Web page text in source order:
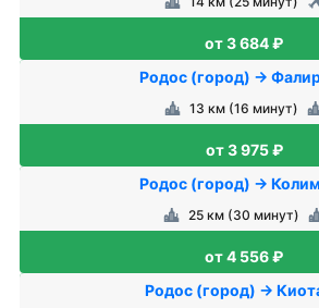
от 3 684 ₽
Родос (город) →
13 км (16 минут)
от 3 975 ₽
Родос (город) →
25 км (30 минут)
от 4 556 ₽
Родос (город) →